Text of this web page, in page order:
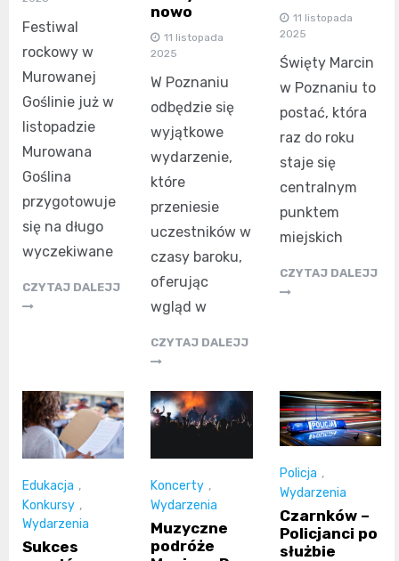
Festiwal
rockowy w
Murowanej
Goślinie już w
listopadzie
Murowana
Goślina
przygotowuje
się na długo
wyczekiwane
CZYTAJ DALEJJ
nowo
11 listopada
2025
W Poznaniu
odbędzie się
wyjątkowe
wydarzenie,
które
przeniesie
uczestników w
czasy baroku,
oferując
wgląd w
CZYTAJ DALEJJ
11 listopada
2025
Święty Marcin
w Poznaniu to
postać, która
raz do roku
staje się
centralnym
punktem
miejskich
CZYTAJ DALEJJ
Edukacja ,
Konkursy ,
Wydarzenia
Sukces
Koncerty ,
Wydarzenia
Muzyczne
podróże
Policja ,
Wydarzenia
Czarnków –
Policjanci po
służbie